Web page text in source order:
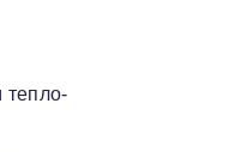
тепло-